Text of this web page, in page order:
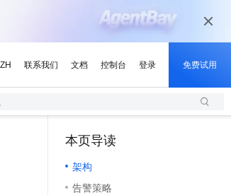
本页导读
架构
告警策略